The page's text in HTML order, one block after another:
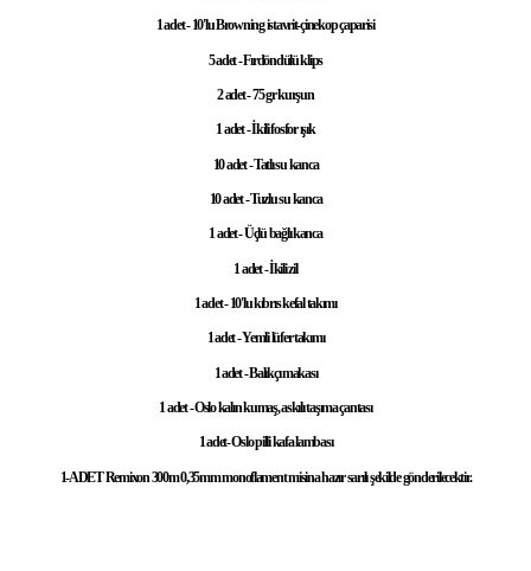
1 adet - 10'lu Browning istavrit-çinekop çaparisi
5 adet - Fırdöndülü klips
2 adet - 75 gr kurşun
1 adet - İkili fosfor ışık
10 adet - Tatlı su kanca
10 adet - Tuzlu su kanca
1 adet - Üçlü bağlı kanca
1 adet - İkili zil
1 adet - 10'lu kıbrıs kefal takımı
1 adet - Yemli lüfer takımı
1 adet - Balıkçı makası
1 adet - Oslo kalın kumaş, askılı taşıma çantası
1 adet- Oslo pilli kafa lambası
1-ADET Remixon 300m 0,35mm monoflament misina hazır sarılı şekilde gönderilecektir.